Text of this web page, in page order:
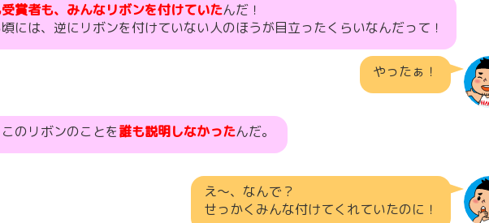
賞者も、みんなリボンを付けていたんだ！
には、逆にリボンを付けていない人のほうが目立ったくらいなんだって！
やったぁ！
のリボンのことを誰も説明しなかったんだ。
え〜、なんで？
せっかくみんな付けてくれていたのに！